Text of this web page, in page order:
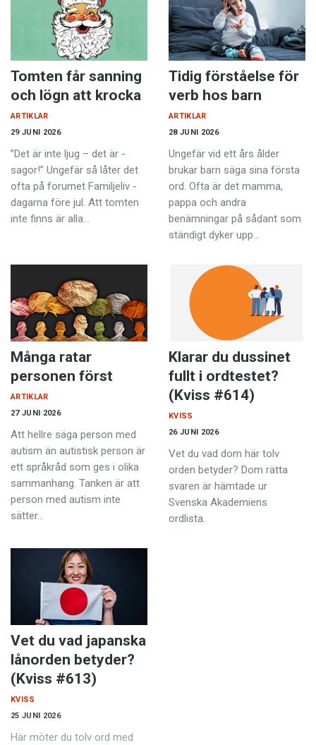
Tomten får sanning
och lögn att krocka
29 JUNI 2026
ARTIKLAR
”Det är inte ljug – det är ­
sagor!” Ungefär så låter det
ofta på forumet Familjeliv ­
dagarna före jul. Att ­tomten
inte finns är alla…
Tidig förståelse för
verb hos barn
28 JUNI 2026
ARTIKLAR
Ungefär vid ett års ålder
brukar barn säga sina första
ord. Ofta är det mamma,
pappa och andra
benämningar på sådant som
ständigt dyker upp…
Många ratar
personen först
27 JUNI 2026
ARTIKLAR
Att hellre säga person med
autism än autistisk person är
ett språkråd som ges i olika
sammanhang. Tanken är att
person med autism inte
sätter…
Klarar du dussinet
fullt i ordtestet?
(Kviss #614)
26 JUNI 2026
KVISS
Vet du vad dom här tolv
orden betyder? Dom rätta
svaren är hämtade ur
Svenska Akademiens
ordlista.
Vet du vad japanska
lånorden betyder?
(Kviss #613)
25 JUNI 2026
KVISS
Här möter du tolv ord med